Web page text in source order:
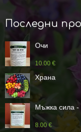
Последни
Очи
10.00 €
Храна
Мъжка сила -
8.00 €